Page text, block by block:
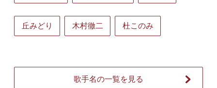
丘みどり 木村徹二 杜このみ
歌手名の一覧を見る